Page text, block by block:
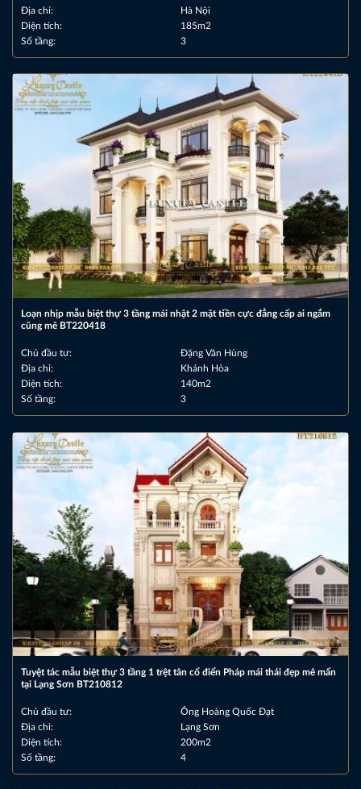
Địa chỉ:
Hà Nội
Diện tích:
185m2
Số tầng:
3
Loạn nhịp mẫu biệt thự 3 tầng mái nhật 2 mặt tiền cực đẳng cấp ai ngắm
cũng mê BT220418
Chủ đầu tư:
Đặng Văn Hùng
Địa chỉ:
Khánh Hòa
Diện tích:
140m2
Số tầng:
3
Tuyệt tác mẫu biệt thự 3 tầng 1 trệt tân cổ điển Pháp mái thái đẹp mê mẩn
tại Lạng Sơn BT210812
Chủ đầu tư:
Ông Hoàng Quốc Đạt
Địa chỉ:
Lạng Sơn
Diện tích:
200m2
Số tầng:
4